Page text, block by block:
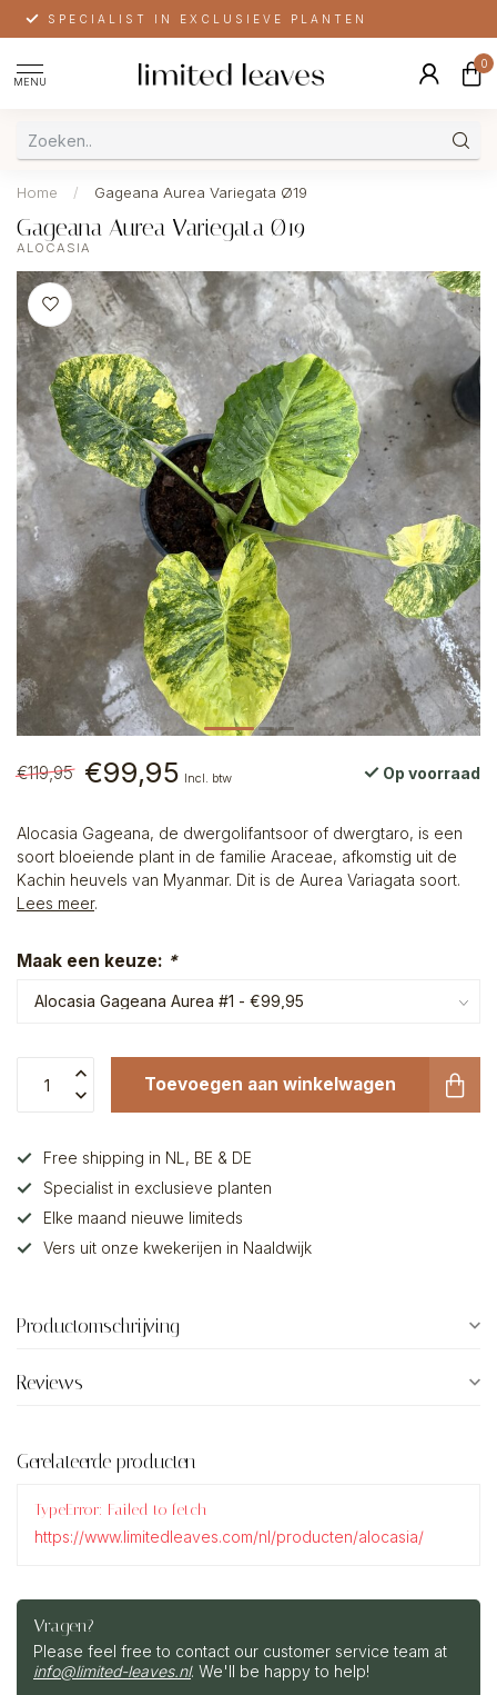
SPECIALIST IN EXCLUSIEVE PLANTEN
MENU
0
Home / Gageana Aurea Variegata Ø19
Gageana Aurea Variegata Ø19
ALOCASIA
€119,95 €99,95 Incl. btw Op voorraad
Alocasia Gageana, de dwergolifantsoor of dwergtaro, is een
soort bloeiende plant in de familie Araceae, afkomstig uit de
Kachin heuvels van Myanmar. Dit is de Aurea Variagata soort.
Lees meer.
Maak een keuze: *
Toevoegen aan winkelwagen
Free shipping in NL, BE & DE
Specialist in exclusieve planten
Elke maand nieuwe limiteds
Vers uit onze kwekerijen in Naaldwijk
Productomschrijving
Reviews
Gerelateerde producten
TypeError: Failed to fetch
https://www.limitedleaves.com/nl/producten/alocasia/
Vragen?
Please feel free to contact our customer service team at
info@limited-leaves.nl. We'll be happy to help!